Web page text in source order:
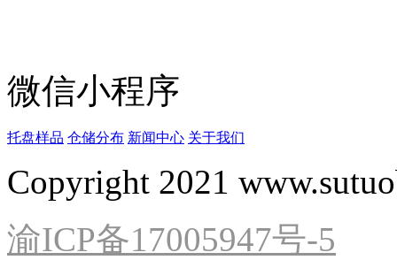
微信小程序
托盘样品 仓储分布 新闻中心 关于我们
Copyright 2021
渝ICP备17005947号-5